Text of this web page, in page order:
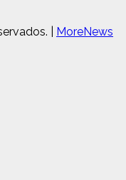
MoreNews